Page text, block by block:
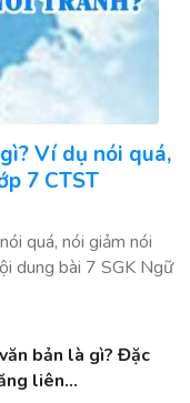
Ví dụ nói quá,
7 CTST
quá, nói giảm nói
dung bài 7 SGK Ngữ
bản là gì? Đặc
liên...